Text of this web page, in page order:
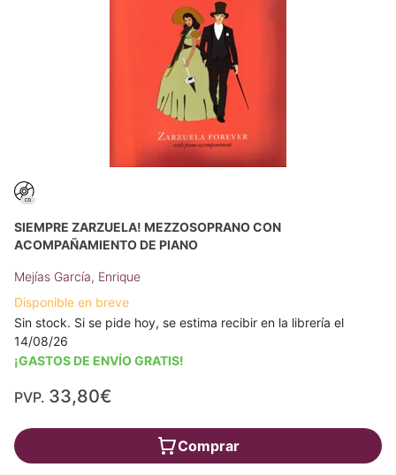
SIEMPRE ZARZUELA! MEZZOSOPRANO CON
ACOMPAÑAMIENTO DE PIANO
Mejías García, Enrique
Disponible en breve
Sin stock. Si se pide hoy, se estima recibir en la librería el
14/08/26
¡GASTOS DE ENVÍO GRATIS!
PVP. 33,80€
Comprar